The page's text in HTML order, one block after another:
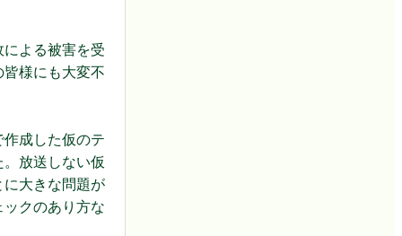
よる被害を受
様にも大変不
成した仮のテ
放送しない仮
大きな問題が
クのあり方な